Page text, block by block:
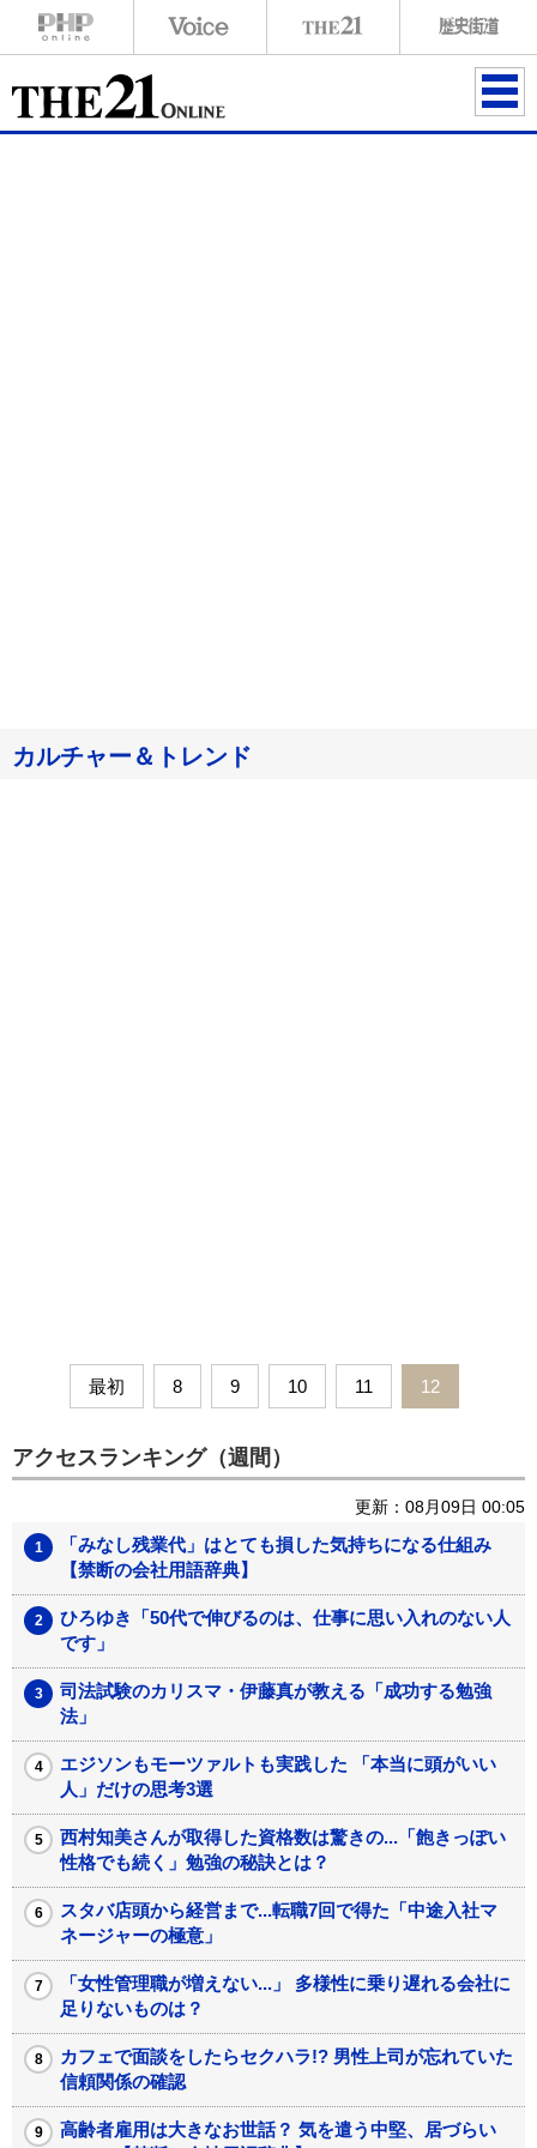
カルチャー＆トレンド
最初 8 9 10 11 12
アクセスランキング（週間）
更新：08月09日 00:05
「みなし残業代」はとても損した気持ちになる仕組み
【禁断の会社用語辞典】
ひろゆき「50代で伸びるのは、仕事に思い入れのない人
です」
司法試験のカリスマ・伊藤真が教える「成功する勉強
法」
エジソンもモーツァルトも実践した 「本当に頭がいい
人」だけの思考3選
西村知美さんが取得した資格数は驚きの...「飽きっぽい
性格でも続く」勉強の秘訣とは？
スタバ店頭から経営まで...転職7回で得た「中途入社マ
ネージャーの極意」
「女性管理職が増えない...」 多様性に乗り遅れる会社に
足りないものは？
カフェで面談をしたらセクハラ!? 男性上司が忘れていた
信頼関係の確認
高齢者雇用は大きなお世話？ 気を遣う中堅、居づらい